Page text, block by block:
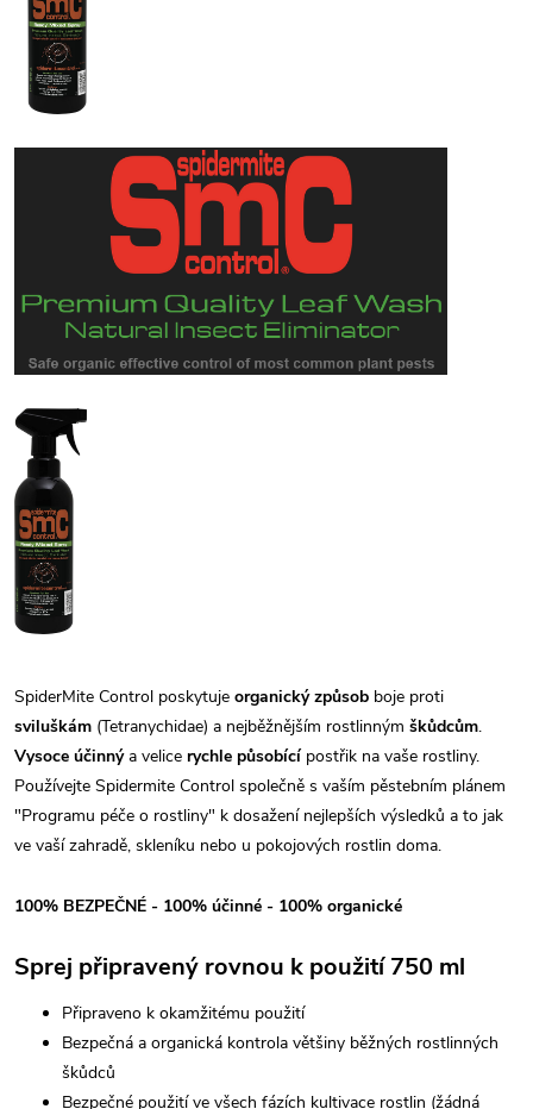
SpiderMite Control poskytuje organický způsob boje proti
sviluškám (Tetranychidae) a nejběžnějším rostlinným škůdcům.
Vysoce účinnýa velice rychle působícípostřik na vaše rostliny.
Používejte Spidermite Control společně s vaším pěstebním plánem
"Programu péče o rostliny" k dosažení nejlepších výsledků a to jak
ve vaší zahradě, skleníku nebo u pokojových rostlin doma.
100% BEZPEČNÉ - 100% účinné - 100% organické
Sprej připravený rovnou k použití 750 ml
Připraveno k okamžitému použití
Bezpečná a organická kontrola většiny běžných rostlinných
škůdců
Bezpečné použití ve všech fázích kultivace rostlin (žádná